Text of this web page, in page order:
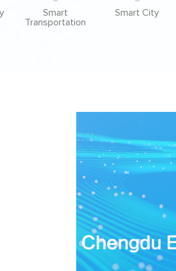
Smart
Transportation
Smart City